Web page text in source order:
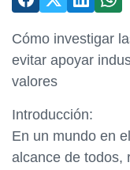
Cómo investigar
evitar apoyar
valores
Introducción:
En un mundo en
alcance de todos,